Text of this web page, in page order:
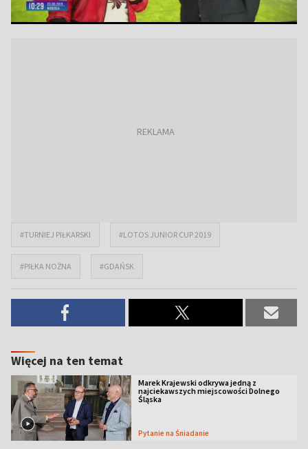
#TURNIEJ PIŁKARSKI #LOTOS JUNIOR CUP 2019
#PIŁKA NOŻNA #GDAŃSK
Więcej na ten temat
Marek Krajewski odkrywa jedną z
najciekawszych miejscowości Dolnego
Śląska
Pytanie na Śniadanie